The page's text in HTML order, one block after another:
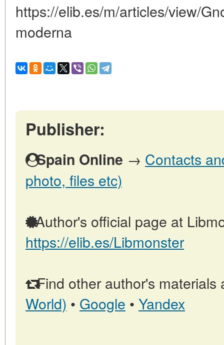
https://elib.es/m/articles/view/
moderna
Publisher:
Spain Online → Contacts
photo, files etc)
Author's official page at
https://elib.es/Libmonster
Find other author's materials
World) • Google • Yandex